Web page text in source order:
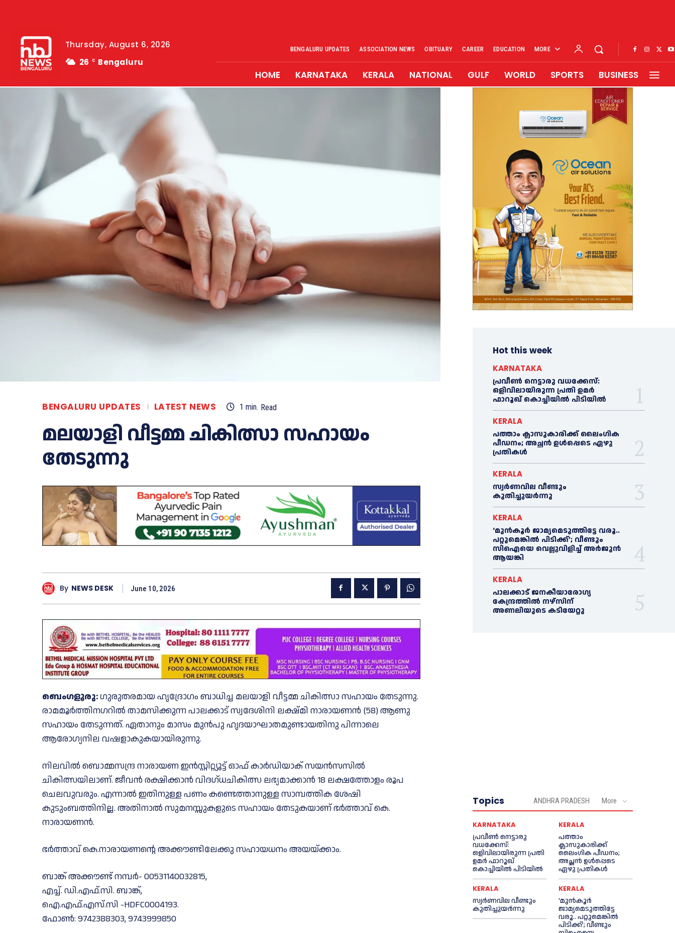
Thursday, August 6, 2026
26
C Bengaluru
BENGALURU UPDATES ASSOCIATION NEWS OBITUARY CAREER EDUCATION MORE
HOME KARNATAKA KERALA NATIONAL GULF WORLD SPORTS BUSINESS
BENGALURU UPDATES LATEST NEWS 1 min. Read
മലയാളി വീട്ടമ്മ ചികിത്സാ സഹായം
തേടുന്നു
By NEWS DESK June 10, 2026
ബെംഗളൂരു:ഗുരുതരമായ ഹൃദ്രോഗം ബാധിച്ച മലയാളി വീട്ടമ്മ ചികിത്സാ സഹായം തേടുന്നു.
രാമമൂർത്തിനഗറിൽ താമസിക്കുന്ന പാലക്കാട് സ്വദേശിനി ലക്ഷ്മി നാരായണൻ (58) ആണു
സഹായം തേടുന്നത്. ഏതാനും മാസം മുൻപു ഹൃദയാഘാതമുണ്ടായതിനു പിന്നാലെ
ആരോഗ്യനില വഷളാകുകയായിരുന്നു.
നിലവിൽ ബൊമ്മസന്ദ്ര നാരായണ ഇൻസ്റ്റിറ്റ്യൂട്ട് ഓഫ് കാർഡിയാക് സയൻസസിൽ
ചികിത്സയിലാണ്. ജീവൻ രക്ഷിക്കാൻ വിദഗ്ധചികിത്സ ലഭ്യമാക്കാന്‍ 18 ലക്ഷത്തോളം രൂപ
ചെലവുവരും. എന്നാൽ ഇതിനുള്ള പണം കണ്ടെത്താനുള്ള സാമ്പത്തിക ശേഷി
കുടുംബത്തിനില്ല. അതിനാൽ സുമനസ്സുകളുടെ സഹായം തേടുകയാണ് ഭർത്താവ് കെ.
നാരായണൻ.
ഭർത്താവ് കെ.നാരായണന്റെ അക്കൗണ്ടിലേക്കു സഹായധനം അയയ്ക്കാം.
ബാങ്ക് അക്കൗണ്ട് നമ്പർ- 00531140032815,
എച്ച്. ഡി.എഫ്.സി. ബാങ്ക്,
ഐ.എഫ്.എസ്.സി -HDFC0004193.
ഫോൺ: 9742388303, 9743999850
Hot this week
KARNATAKA
പ്രവീണ്‍ നെട്ടാരു വധക്കേസ്:
ഒളിവിലായിരുന്ന പ്രതി ഉമര്‍
ഫാറൂഖ് കൊച്ചിയില്‍ പിടിയില്‍
KERALA
പത്താം ക്ലാസുകാരിക്ക് ലൈംഗിക
പീഡനം; അച്ഛന്‍ ഉള്‍പ്പെടെ ഏഴു
പ്രതികള്‍
KERALA
സ്വർണവില വീണ്ടും
കുതിച്ചുയർന്നു
KERALA
‘മുൻ‌കൂര്‍ ജാമ്യമെടുത്തിട്ടേ വരൂ..
പറ്റുമെങ്കില്‍ പിടിക്ക്’; വീണ്ടും
സിഐയെ വെല്ലുവിളിച്ച്‌ അര്‍ജുന്‍
ആയങ്കി
KERALA
പാലക്കാട് ജനകീയാരോഗ്യ
കേന്ദ്രത്തില്‍ നഴ്‌സിന്
അണലിയുടെ കടിയേറ്റു
Topics ANDHRA PRADESH More
KARNATAKA
പ്രവീണ്‍ നെട്ടാരു
വധക്കേസ്:
ഒളിവിലായിരുന്ന പ്രതി
ഉമര്‍ ഫാറൂഖ്
കൊച്ചിയില്‍ പിടിയില്‍
KERALA
പത്താം
ക്ലാസുകാരിക്ക്
ലൈംഗിക പീഡനം;
അച്ഛന്‍ ഉള്‍പ്പെടെ
ഏഴു പ്രതികള്‍
KERALA
സ്വർണവില വീണ്ടും
കുതിച്ചുയർന്നു
KERALA
‘മുൻ‌കൂര്‍
ജാമ്യമെടുത്തിട്ടേ
വരൂ.. പറ്റുമെങ്കില്‍
പിടിക്ക്’; വീണ്ടും